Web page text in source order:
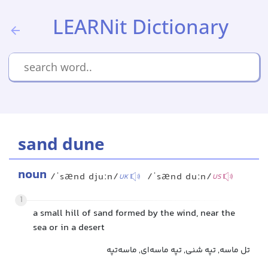
LEARNit Dictionary
sand dune
noun /ˈsænd djuːn/UK /ˈsænd duːn/US
1
a small hill of sand formed by the wind, near the
sea or in a desert
تل ماسه, تپه شنی, تپه ماسه‌ای, ماسه‌تپه